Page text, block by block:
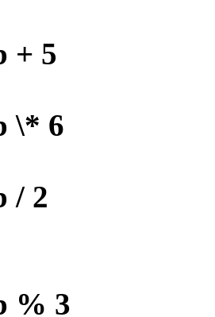
+ 5
\* 6
/ 2
% 3